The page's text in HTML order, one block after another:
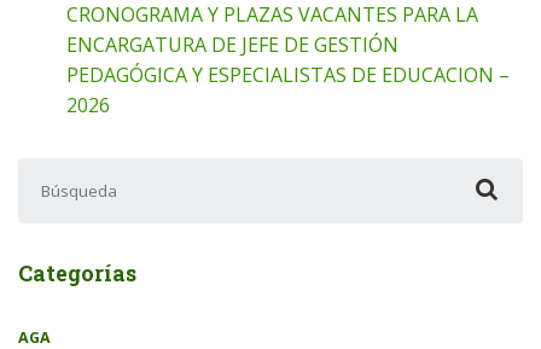
CRONOGRAMA Y PLAZAS VACANTES PARA LA
ENCARGATURA DE JEFE DE GESTIÓN
PEDAGÓGICA Y ESPECIALISTAS DE EDUCACION –
2026
Categorías
AGA